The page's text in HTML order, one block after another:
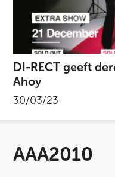
DI-RECT geeft
Ahoy
30/03/23
AAA2010